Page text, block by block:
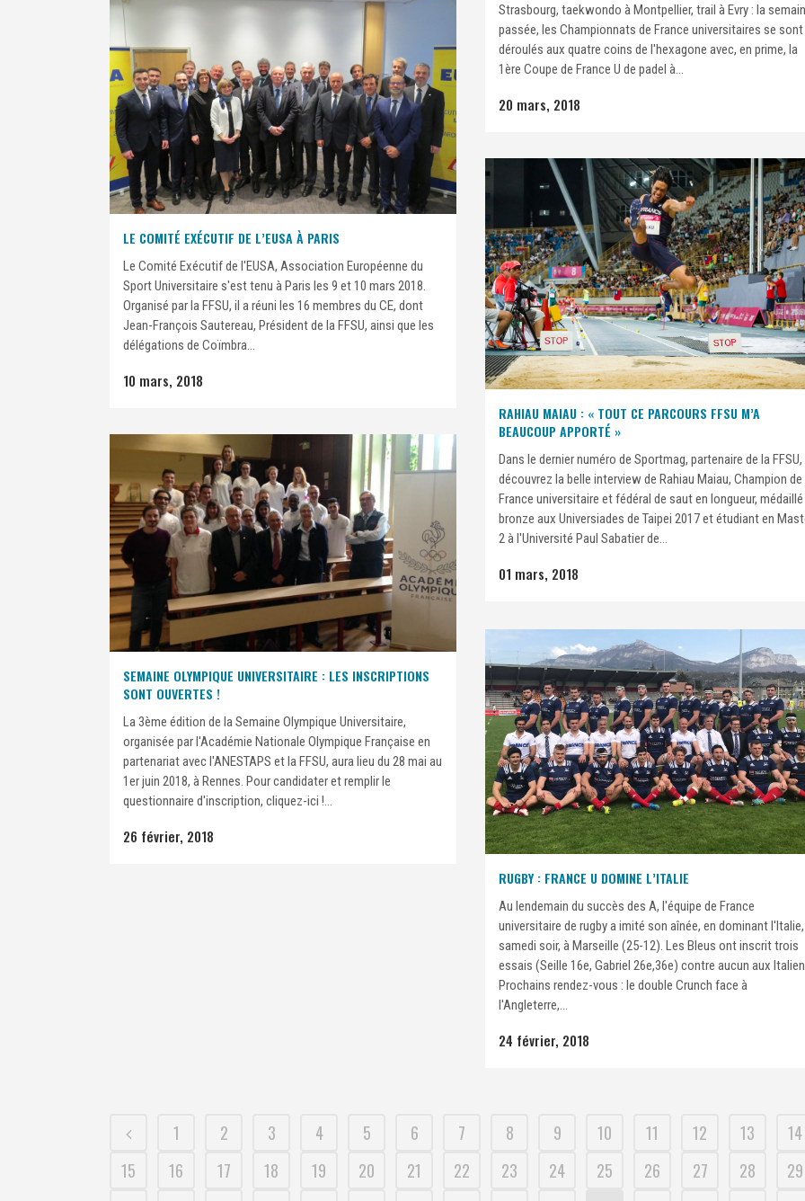
Strasbourg, taekwondo à Montpellier, trail à Evry : la
passée, les Championnats de France universitaires se sont
déroulés aux quatre coins de l'hexagone avec, en prime, la
1ère Coupe de France U de padel à...
20 mars, 2018
LE COMITÉ EXÉCUTIF DE L’EUSA À PARIS
Le Comité Exécutif de l'EUSA, Association Européenne du
Sport Universitaire s'est tenu à Paris les 9 et 10 mars 2018.
Organisé par la FFSU, il a réuni les 16 membres du CE, dont
Jean-François Sautereau, Président de la FFSU, ainsi que les
délégations de Coïmbra...
10 mars, 2018
RAHIAU MAIAU : « TOUT CE PARCOURS FFSU M’A
BEAUCOUP APPORTÉ »
Dans le dernier numéro de Sportmag, partenaire de la FFSU,
découvrez la belle interview de Rahiau Maiau, Champion de
France universitaire et fédéral de saut en longueur,
bronze aux Universiades de Taipei 2017 et étudiant en
2 à l'Université Paul Sabatier de...
01 mars, 2018
SEMAINE OLYMPIQUE UNIVERSITAIRE : LES INSCRIPTIONS
SONT OUVERTES !
La 3ème édition de la Semaine Olympique Universitaire,
organisée par l'Académie Nationale Olympique Française en
partenariat avec l'ANESTAPS et la FFSU, aura lieu du 28 mai au
1er juin 2018, à Rennes. Pour candidater et remplir le
questionnaire d'inscription, cliquez-ici !...
26 février, 2018
RUGBY : FRANCE U DOMINE L’ITALIE
Au lendemain du succès des A, l'équipe de France
universitaire de rugby a imité son aînée, en dominant l'Italie,
samedi soir, à Marseille (25-12). Les Bleus ont inscrit trois
essais (Seille 16e, Gabriel 26e,36e) contre aucun aux
Prochains rendez-vous : le double Crunch face à
l'Angleterre,...
24 février, 2018
1 2 3 4 5 6 7 8 9 10 11 12 13
14
15
16 17 18 19 20 21 22 23 24 25 26 27 28
29